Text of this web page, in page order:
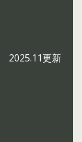
2025.11更新